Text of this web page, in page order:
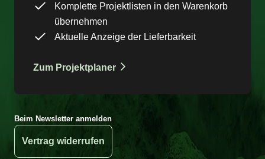
Komplette Projektlisten in den Warenkorb
übernehmen
Aktuelle Anzeige der Lieferbarkeit
Zum Projektplaner
Beim Newsletter anmelden
Vertrag widerrufen